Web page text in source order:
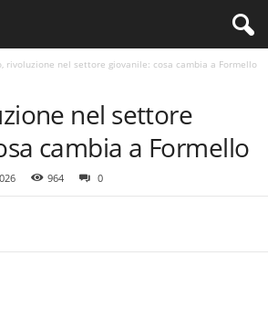
rivoluzione nel settore giovanile: cosa cambia a Formello
nel settore
cambia a Formello
964 0